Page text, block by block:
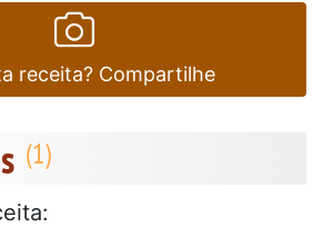
receita? Compartilhe